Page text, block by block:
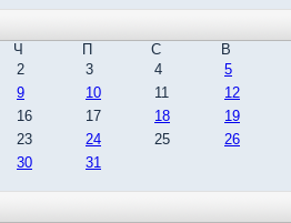
Ч П С
В
2 3 4
5
9 10 11
12
16 17 18
19
23 24 25
26
30 31